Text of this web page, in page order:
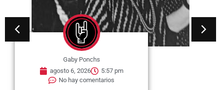
Gaby Ponchs
agosto 6, 2026
5:57 pm
No hay comentarios